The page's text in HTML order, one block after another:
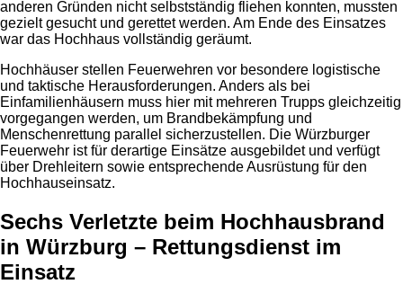
anderen Gründen nicht selbstständig fliehen konnten, mussten
gezielt gesucht und gerettet werden. Am Ende des Einsatzes
war das Hochhaus vollständig geräumt.
Hochhäuser stellen Feuerwehren vor besondere logistische
und taktische Herausforderungen. Anders als bei
Einfamilienhäusern muss hier mit mehreren Trupps gleichzeitig
vorgegangen werden, um Brandbekämpfung und
Menschenrettung parallel sicherzustellen. Die Würzburger
Feuerwehr ist für derartige Einsätze ausgebildet und verfügt
über Drehleitern sowie entsprechende Ausrüstung für den
Hochhauseinsatz.
Sechs Verletzte beim Hochhausbrand
in Würzburg – Rettungsdienst im
Einsatz